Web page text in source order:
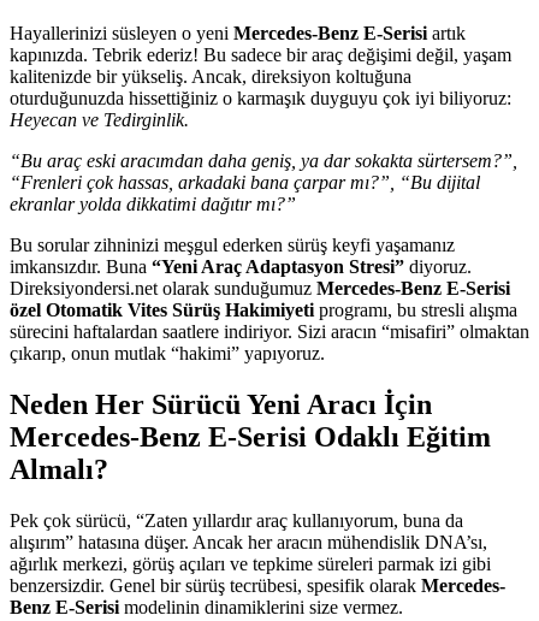
Hayallerinizi süsleyen o yeni Mercedes-Benz E-Serisi artık
kapınızda. Tebrik ederiz! Bu sadece bir araç değişimi değil, yaşam
kalitenizde bir yükseliş. Ancak, direksiyon koltuğuna
oturduğunuzda hissettiğiniz o karmaşık duyguyu çok iyi biliyoruz:
Heyecan ve Tedirginlik.
“Bu araç eski aracımdan daha geniş, ya dar sokakta sürtersem?”,
“Frenleri çok hassas, arkadaki bana çarpar mı?”, “Bu dijital
ekranlar yolda dikkatimi dağıtır mı?”
Bu sorular zihninizi meşgul ederken sürüş keyfi yaşamanız
imkansızdır. Buna “Yeni Araç Adaptasyon Stresi” diyoruz.
Direksiyondersi.net olarak sunduğumuz Mercedes-Benz E-Serisi
özel Otomatik Vites Sürüş Hakimiyeti programı, bu stresli alışma
sürecini haftalardan saatlere indiriyor. Sizi aracın “misafiri” olmaktan
çıkarıp, onun mutlak “hakimi” yapıyoruz.
Neden Her Sürücü Yeni Aracı İçin
Mercedes-Benz E-Serisi Odaklı Eğitim
Almalı?
Pek çok sürücü, “Zaten yıllardır araç kullanıyorum, buna da
alışırım” hatasına düşer. Ancak her aracın mühendislik DNA’sı,
ağırlık merkezi, görüş açıları ve tepkime süreleri parmak izi gibi
benzersizdir. Genel bir sürüş tecrübesi, spesifik olarak Mercedes-
Benz E-Serisi modelinin dinamiklerini size vermez.